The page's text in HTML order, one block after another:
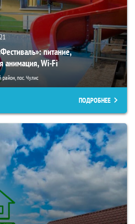
21
питание,
анимация, Wi-Fi
район, пос. Чулис
ПОДРОБНЕЕ